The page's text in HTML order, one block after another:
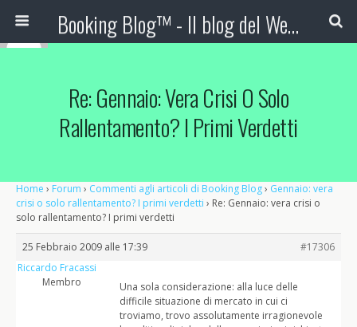
Booking Blog™ - Il blog del Web Marketing Turistico
Re: Gennaio: Vera Crisi O Solo
Rallentamento? I Primi Verdetti
Home › Forum › Commenti agli articoli di Booking Blog› Gennaio: vera
crisi o solo rallentamento? I primi verdetti › Re: Gennaio: vera crisi o
solo rallentamento? I primi verdetti
25 Febbraio 2009 alle 17:39
#17306
Riccardo Fracassi
Membro
Una sola considerazione: alla luce delle
difficile situazione di mercato in cui ci
troviamo, trovo assolutamente irragionevole